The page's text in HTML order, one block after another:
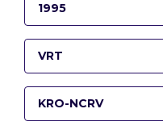
1995
VRT
KRO-NCRV